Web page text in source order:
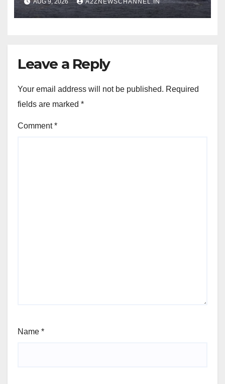
AUG 9, 2026 A2ZNEWSCHANNEL.IN
Leave a Reply
Your email address will not be published. Required
fields are marked *
Comment*
Name *